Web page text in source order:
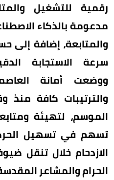
رقمية للتشغيل
مدعومة بالذكاء
والمتابعة، إضافة
سرعة الاستجابة
ووضعت أمانة
والترتيبات كافة
الموسم، لتهيئة
تسهم في تسهيل
الازدحام خلال تنقل
الحرام والمشاعر